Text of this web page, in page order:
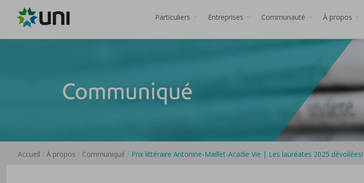
Particuliers Entreprises Communauté À propos
Accueil À propos Communiqué Prix littéraire Antonine-Maillet-Acadie Vie | Les lauréates 2025 dévoilées!